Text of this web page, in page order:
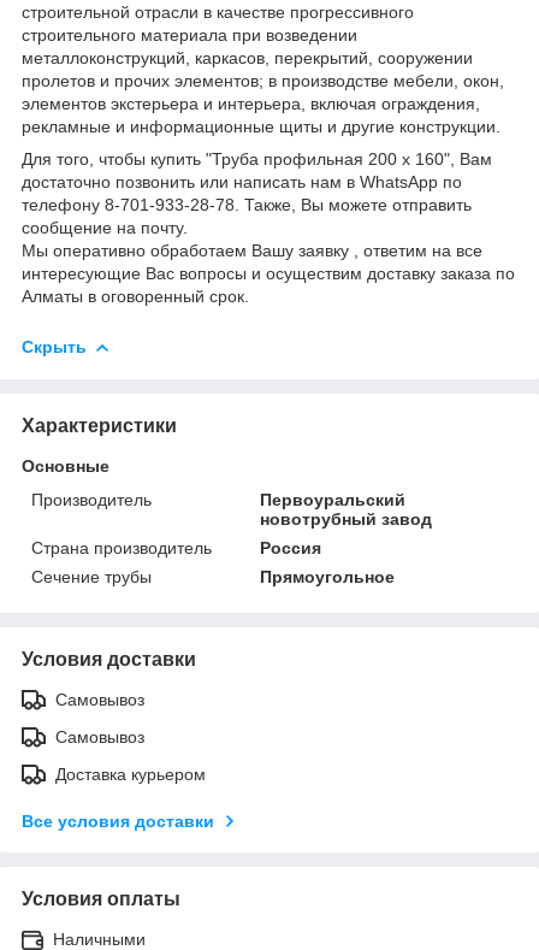
строительной отрасли в качестве прогрессивного
строительного материала при возведении
металлоконструкций, каркасов, перекрытий, сооружении
пролетов и прочих элементов; в производстве мебели, окон,
элементов экстерьера и интерьера, включая ограждения,
рекламные и информационные щиты и другие конструкции.
Для того, чтобы купить "Труба профильная 200 х 160", Вам
достаточно позвонить или написать нам в WhatsApp по
телефону 8-701-933-28-78. Также, Вы можете отправить
сообщение на почту.
Мы оперативно обработаем Вашу заявку , ответим на все
интересующие Вас вопросы и осуществим доставку заказа по
Алматы в оговоренный срок.
Скрыть
Характеристики
Основные
Производитель
Первоуральский
новотрубный завод
Страна производитель
Россия
Сечение трубы
Прямоугольное
Условия доставки
Самовывоз
Самовывоз
Доставка курьером
Все условия доставки
Условия оплаты
Наличными